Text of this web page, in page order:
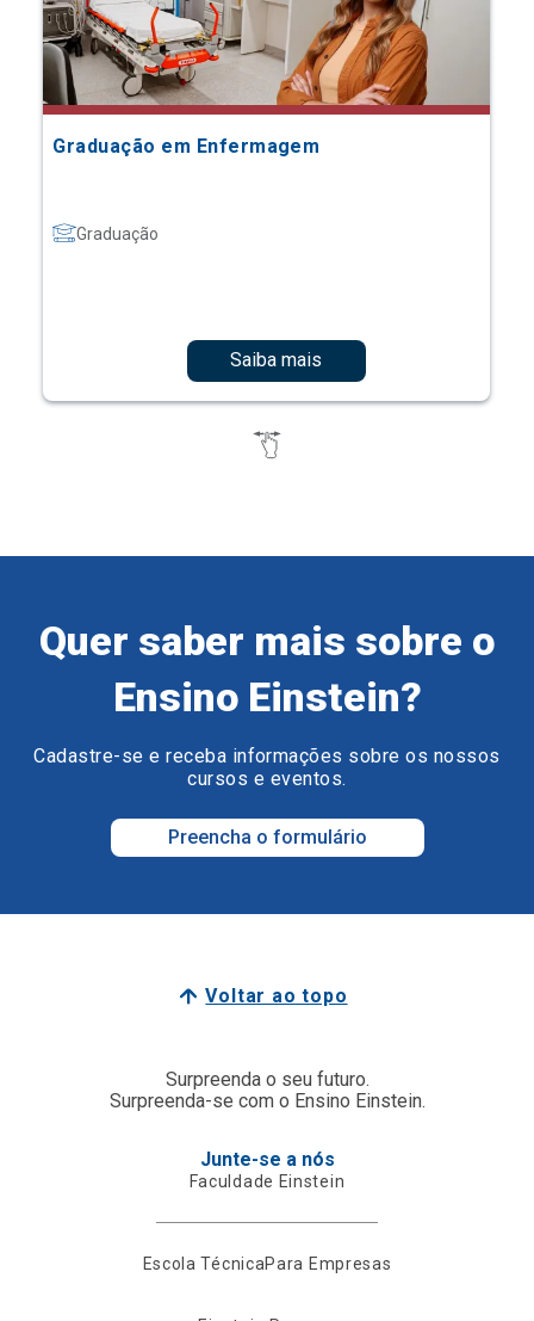
Graduação em Enfermagem
Graduação
Saiba mais
Quer saber mais sobre o
Ensino Einstein?
Cadastre-se e receba informações sobre os nossos
cursos e eventos.
Preencha o formulário
Voltar ao topo
Surpreenda o seu futuro.
Surpreenda-se com o Ensino Einstein.
Junte-se a nós
Faculdade Einstein
Escola TécnicaPara Empresas